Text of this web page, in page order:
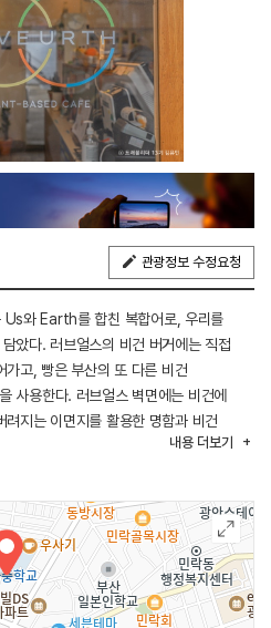
관광정보 수정요청
Us와 Earth를 합친 복합어로, 우리를
았다. 러브얼스의 비건 버거에는 직접
가고, 빵은 부산의 또 다른 비건
사용한다. 러브얼스 벽면에는 비건에
지는 이면지를 활용한 명함과 비건
다. 제로 웨이스트에도 적극 동참해 100%
인 혜택을 제공한다.
내용 더보기